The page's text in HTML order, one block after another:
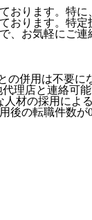
おります。特
おります。特
、お気軽にご
の併用は不要
理店と連絡可能
材の採用によ
後の転職件数が0